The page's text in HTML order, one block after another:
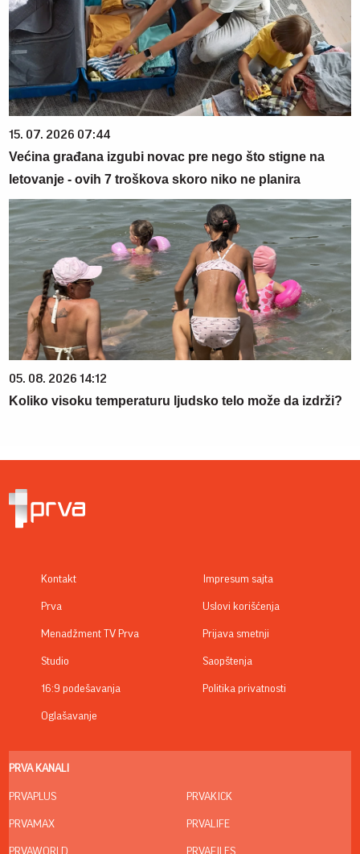
15. 07. 2026 07:44
Većina građana izgubi novac pre nego što stigne na
letovanje - ovih 7 troškova skoro niko ne planira
05. 08. 2026 14:12
Koliko visoku temperaturu ljudsko telo može da izdrži?
Kontakt
Prva
Menadžment TV Prva
Studio
16:9 podešavanja
Oglašavanje
Impresum sajta
Uslovi korišćenja
Prijava smetnji
Saopštenja
Politika privatnosti
PRVA KANALI
PRVAPLUS
PRVAMAX
PRVAWORLD
PRVAKICK
PRVALIFE
PRVAFILES